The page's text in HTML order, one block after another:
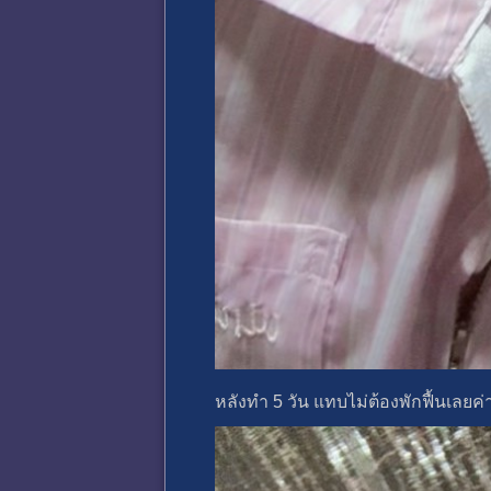
หลังทำ 5 วัน แทบไม่ต้องพักฟื้นเลยค่